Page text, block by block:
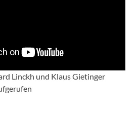
Linckh und Klaus Gietinger